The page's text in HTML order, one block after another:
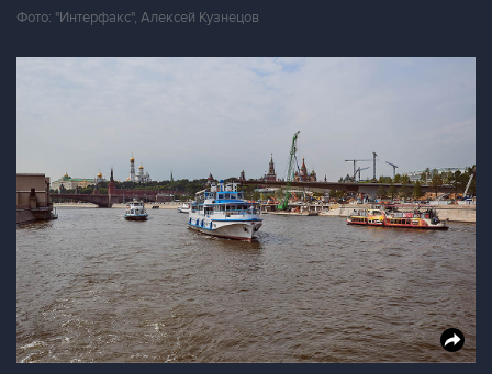
Фото: "Интерфакс", Алексей Кузнецов